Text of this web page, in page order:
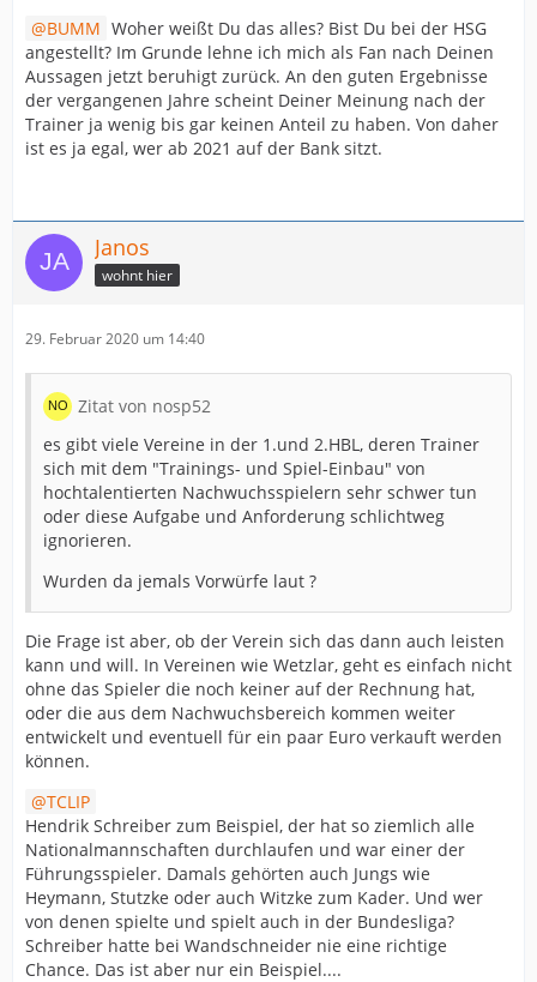
BUMM Woher weißt Du das alles? Bist Du bei der HSG
angestellt? Im Grunde lehne ich mich als Fan nach Deinen
Aussagen jetzt beruhigt zurück. An den guten Ergebnisse
der vergangenen Jahre scheint Deiner Meinung nach der
Trainer ja wenig bis gar keinen Anteil zu haben. Von daher
ist es ja egal, wer ab 2021 auf der Bank sitzt.
Janos
wohnt hier
29. Februar 2020 um 14:40
Zitat von nosp52
es gibt viele Vereine in der 1.und 2.HBL, deren Trainer
sich mit dem "Trainings- und Spiel-Einbau" von
hochtalentierten Nachwuchsspielern sehr schwer tun
oder diese Aufgabe und Anforderung schlichtweg
ignorieren.
Wurden da jemals Vorwürfe laut ?
Die Frage ist aber, ob der Verein sich das dann auch leisten
kann und will. In Vereinen wie Wetzlar, geht es einfach nicht
ohne das Spieler die noch keiner auf der Rechnung hat,
oder die aus dem Nachwuchsbereich kommen weiter
entwickelt und eventuell für ein paar Euro verkauft werden
können.
TCLIP
Hendrik Schreiber zum Beispiel, der hat so ziemlich alle
Nationalmannschaften durchlaufen und war einer der
Führungsspieler. Damals gehörten auch Jungs wie
Heymann, Stutzke oder auch Witzke zum Kader. Und wer
von denen spielte und spielt auch in der Bundesliga?
Schreiber hatte bei Wandschneider nie eine richtige
Chance. Das ist aber nur ein Beispiel....